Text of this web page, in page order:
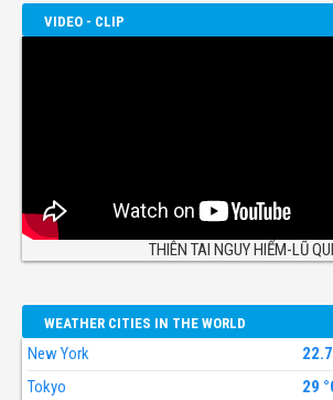
VIDEO - CLIP
THIÊN TAI NGUY HIỂM-LŨ
WEATHER CITIES IN THE WORLD
New York
Tokyo
29